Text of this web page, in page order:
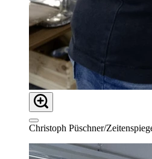
Christoph Püschner/